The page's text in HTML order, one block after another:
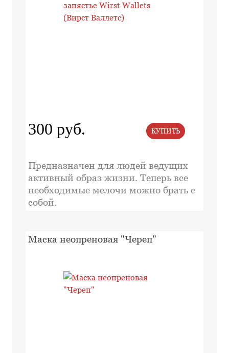
300 руб. КУПИТЬ
Предназначен для людей ведущих
активный образ жизни. Теперь все
необходимые мелочи можно брать с
собой.
Маска неопреновая "Череп"